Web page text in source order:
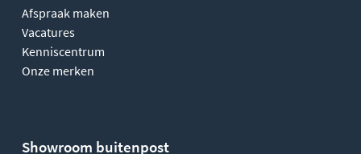
Afspraak maken
Vacatures
Kenniscentrum
Onze merken
Showroom buitenpost